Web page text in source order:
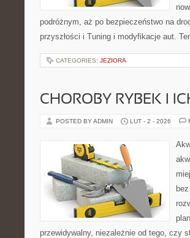
podróżnym, aż po bezpieczeństwo na
przyszłości i Tuning i modyfikacje aut.
CATEGORIES: JEZIORA
CHOROBY RYBEK I
POSTED BY ADMIN LUT - 2 - 2026
przewidywalny, niezależnie od tego, czy